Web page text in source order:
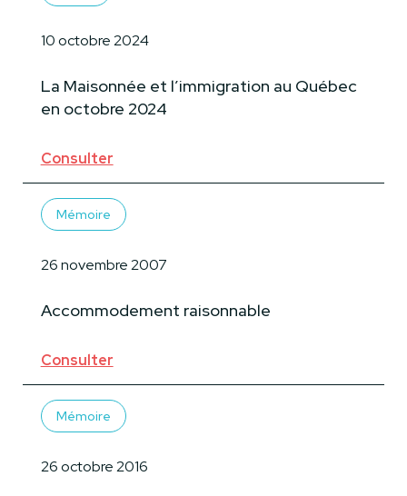
La Maisonnée et l’immigration au Québec
en octobre 2024
10 octobre 2024
Consulter
Accommodement raisonnable
Mémoire
26 novembre 2007
Consulter
Mémoire
26 octobre 2016